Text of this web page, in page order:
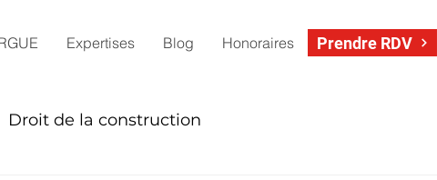
Expertises Blog Honoraires Prendre RDV
Droit de la construction